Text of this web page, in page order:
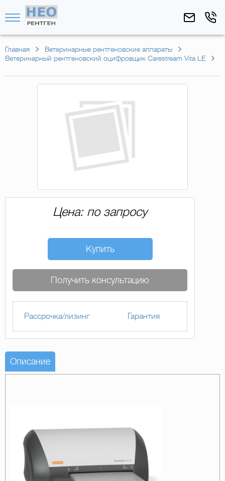
Главная
Ветеринарные рентгеновские аппараты
Ветеринарный рентгеновский оцифровщик Carestream Vita LE
Цена: по запросу
Купить
Получить консультацию
Рассрочка/лизинг Гарантия
Описание